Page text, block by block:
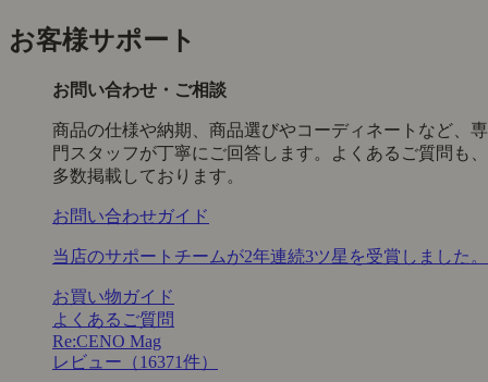
お客様サポート
お問い合わせ・ご相談
商品の仕様や納期、商品選びやコーディネートなど、専
門スタッフが丁寧にご回答します。よくあるご質問も、
多数掲載しております。
お問い合わせガイド
当店のサポートチームが2年連続3ツ星を受賞しました。
お買い物ガイド
よくあるご質問
Re:CENO Mag
レビュー（16371件）